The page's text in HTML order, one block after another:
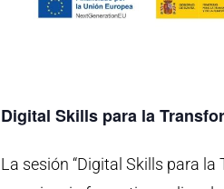
Digital Skills para la
La sesión “Digital Skills para